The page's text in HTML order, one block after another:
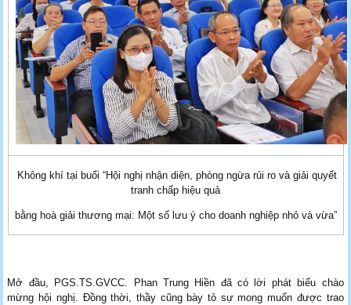
Không khí tại buổi “Hội nghị nhận diện, phòng ngừa rủi ro và giải quyết
tranh chấp hiệu quả
bằng hoà giải thương mại: Một số lưu ý cho doanh nghiệp nhỏ và vừa”
Mở đầu, PGS.TS.GVCC. Phan Trung Hiền đã có lời phát biểu chào
mừng hội nghị. Đồng thời, thầy cũng bày tỏ sự mong muốn được trao